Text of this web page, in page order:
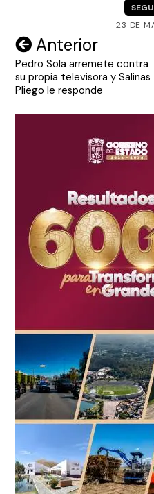
23 DE
Navegación
de
entradas
Anterior
Pedro Sola arremete contra
su propia televisora y Salinas
Pliego le responde